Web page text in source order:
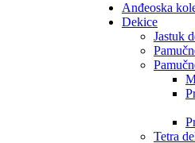
Anđeoska
Dekice
Jastuk
Tetra